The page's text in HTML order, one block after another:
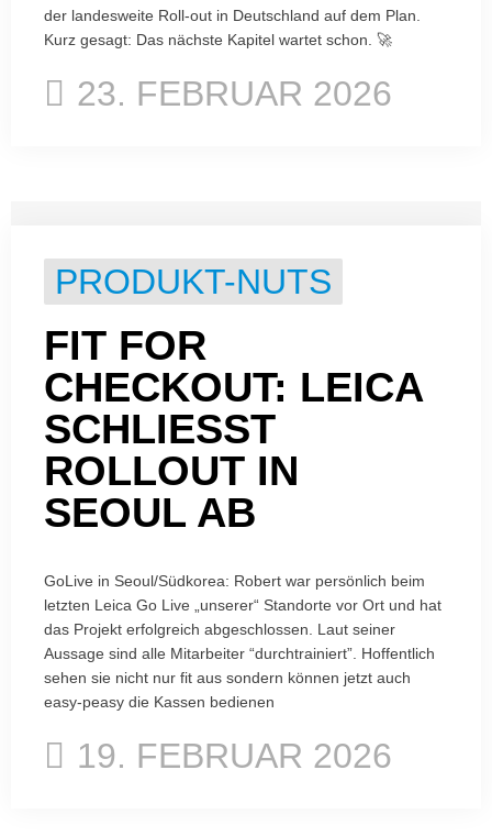
der landesweite Roll-out in Deutschland auf dem Plan.
Kurz gesagt: Das nächste Kapitel wartet schon. 🚀
23. FEBRUAR 2026
PRODUKT-NUTS
FIT FOR
CHECKOUT: LEICA
SCHLIESST R
OLLOUT IN S
EOUL AB
GoLive in Seoul/Südkorea: Robert war persönlich beim
letzten Leica Go Live „unserer“ Standorte vor Ort und hat
das Projekt erfolgreich abgeschlossen. Laut seiner
Aussage sind alle Mitarbeiter “durchtrainiert”. Hoffentlich
sehen sie nicht nur fit aus sondern können jetzt auch
easy-peasy die Kassen bedienen
19. FEBRUAR 2026